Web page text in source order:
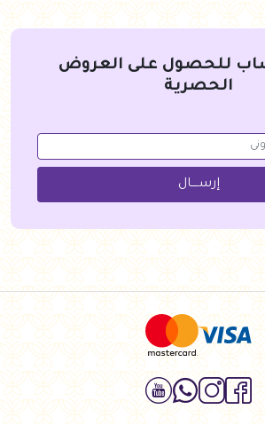
للحصول على العروض
الحصرية
إرســــال